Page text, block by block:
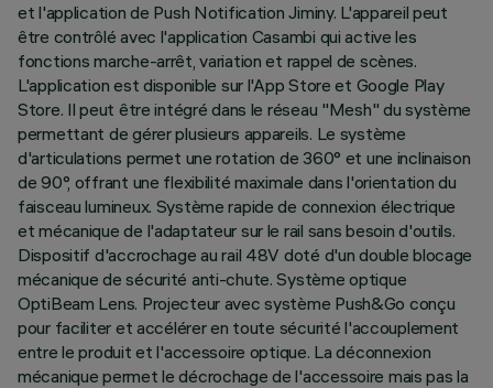
et l'application de Push Notification Jiminy. L'appareil peut
être contrôlé avec l'application Casambi qui active les
fonctions marche-arrêt, variation et rappel de scènes.
L'application est disponible sur l'App Store et Google Play
Store. Il peut être intégré dans le réseau "Mesh" du système
permettant de gérer plusieurs appareils. Le système
d'articulations permet une rotation de 360° et une inclinaison
de 90°, offrant une flexibilité maximale dans l'orientation du
faisceau lumineux. Système rapide de connexion électrique
et mécanique de l'adaptateur sur le rail sans besoin d'outils.
Dispositif d'accrochage au rail 48V doté d'un double blocage
mécanique de sécurité anti-chute. Système optique
OptiBeam Lens. Projecteur avec système Push&Go conçu
pour faciliter et accélérer en toute sécurité l'accouplement
entre le produit et l'accessoire optique. La déconnexion
mécanique permet le décrochage de l'accessoire mais pas la